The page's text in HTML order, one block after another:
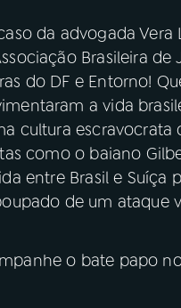
da advogada
Brasileira de
do DF e Entorno!
a vida
cultura escravocrata
como o baiano
entre Brasil e Suíça
de um ataque
o bate papo